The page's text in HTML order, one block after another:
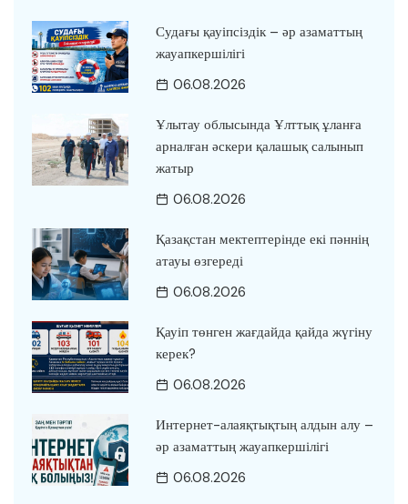
Судағы қауіпсіздік – әр азаматтың
жауапкершілігі
06.08.2026
Ұлытау облысында Ұлттық ұланға
арналған әскери қалашық салынып
жатыр
06.08.2026
Қазақстан мектептерінде екі пәннің
атауы өзгереді
06.08.2026
Қауіп төнген жағдайда қайда жүгіну
керек?
06.08.2026
Интернет-алаяқтықтың алдын алу –
әр азаматтың жауапкершілігі
06.08.2026